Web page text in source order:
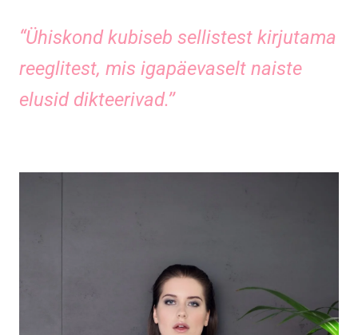
“Ühiskond kubiseb sellistest kirjutama
reeglitest, mis igapäevaselt naiste
elusid dikteerivad.’’